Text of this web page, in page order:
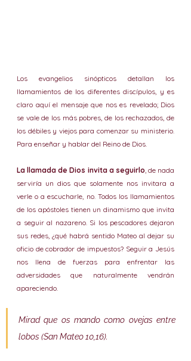
Los evangelios sinópticos detallan los
llamamientos de los diferentes discípulos, y es
claro aquí el mensaje que nos es revelado; Dios
se vale de los más pobres, de los rechazados, de
los débiles y viejos para comenzar su ministerio.
Para enseñar y hablar del Reino de Dios.
La llamada de Dios invita a seguirlo, de nada
serviría un dios que solamente nos invitara a
verle o a escucharle, no. Todos los llamamientos
de los apóstoles tienen un dinamismo que invita
a seguir al nazareno. Si los pescadores dejaron
sus redes, ¿qué habrá sentido Mateo al dejar su
oficio de cobrador de impuestos? Seguir a Jesús
nos llena de fuerzas para enfrentar las
adversidades que naturalmente vendrán
apareciendo.
Mirad que os mando como ovejas entre
lobos (San Mateo 10,16).